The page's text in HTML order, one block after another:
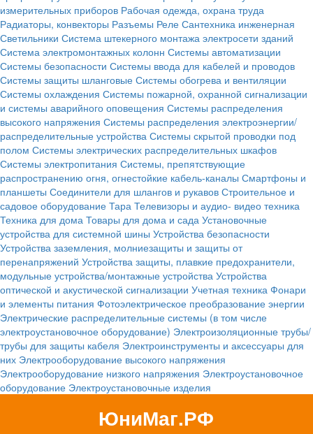
измерительных приборов Рабочая одежда, охрана труда
Радиаторы, конвекторы Разъемы Реле Сантехника инженерная
Светильники Система штекерного монтажа электросети зданий
Система электромонтажных колонн Системы автоматизации
Системы безопасности Системы ввода для кабелей и проводов
Системы защиты шланговые Системы обогрева и вентиляции
Системы охлаждения Системы пожарной, охранной сигнализации
и системы аварийного оповещения Системы распределения
высокого напряжения Системы распределения электроэнергии/
распределительные устройства Системы скрытой проводки под
полом Системы электрических распределительных шкафов
Системы электропитания Системы, препятствующие
распространению огня, огнестойкие кабель-каналы Смартфоны и
планшеты Соединители для шлангов и рукавов Строительное и
садовое оборудование Тара Телевизоры и аудио- видео техника
Техника для дома Товары для дома и сада Установочные
устройства для системной шины Устройства безопасности
Устройства заземления, молниезащиты и защиты от
перенапряжений Устройства защиты, плавкие предохранители,
модульные устройства/монтажные устройства Устройства
оптической и акустической сигнализации Учетная техника Фонари
и элементы питания Фотоэлектрическое преобразование энергии
Электрические распределительные системы (в том числе
электроустановочное оборудование) Электроизоляционные трубы/
трубы для защиты кабеля Электроинструменты и аксессуары для
них Электрооборудование высокого напряжения
Электрооборудование низкого напряжения Электроустановочное
оборудование Электроустановочные изделия
ЮниМаг.РФ